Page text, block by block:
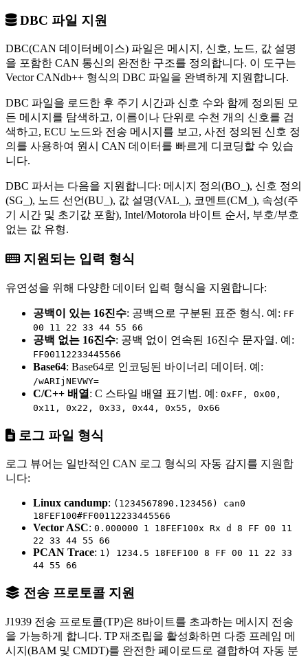
DBC 파일 지원
DBC(CAN 데이터베이스) 파일은 메시지, 신호, 노드, 값 설명
을 포함한 CAN 통신의 완전한 구조를 정의합니다. 이 도구는
Vector CANdb++ 형식의 DBC 파일을 완벽하게 지원합니다.
DBC 파일을 로드한 후 주기 시간과 신호 수와 함께 정의된 모
든 메시지를 탐색하고, 이름이나 단위로 수천 개의 신호를 검
색하고, ECU 노드와 전송 메시지를 보고, 사전 정의된 신호 정
의를 사용하여 원시 CAN 데이터를 빠르게 디코딩할 수 있습
니다.
DBC 파서는 다음을 지원합니다: 메시지 정의(BO_), 신호 정의
(SG_), 노드 선언(BU_), 값 설명(VAL_), 코멘트(CM_), 속성(주
기 시간 및 초기값 포함), Intel/Motorola 바이트 순서, 부호/부호
없는 값 유형.
지원되는 입력 형식
유연성을 위해 다양한 데이터 입력 형식을 지원합니다:
공백이 있는 16진수: 공백으로 구분된 표준 형식. 예: FF
00 11 22 33 44 55 66
공백 없는 16진수: 공백 없이 연속된 16진수 문자열. 예:
FF00112233445566
Base64: Base64로 인코딩된 바이너리 데이터. 예:
/wARIjNEVWY=
C/C++ 배열 : C 스타일 배열 표기법. 예: 0xFF, 0x00,
0x11, 0x22, 0x33, 0x44, 0x55, 0x66
로그 파일 형식
로그 뷰어는 일반적인 CAN 로그 형식의 자동 감지를 지원합
니다:
Linux candump: (1234567890.123456) can0
18FEF100#FF00112233445566
Vector ASC: 0.000000 1 18FEF100x Rx d 8 FF 00 11
22 33 44 55 66
PCAN Trace: 1) 1234.5 18FEF100 8 FF 00 11 22 33
44 55 66
전송 프로토콜 지원
J1939 전송 프로토콜(TP)은 8바이트를 초과하는 메시지 전송
을 가능하게 합니다. TP 재조립을 활성화하면 다중 프레임 메
시지(BAM 및 CMDT)를 완전한 페이로드로 결합하여 자동 분